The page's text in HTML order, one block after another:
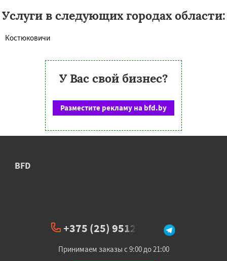
Услуги в следующих городах области:
Костюковичи
У Вас свой бизнес?
Разместите рекламу на bfd.by
BFD
+375 (25) 951234
Принимаем заказы с 9:00 до 21:00